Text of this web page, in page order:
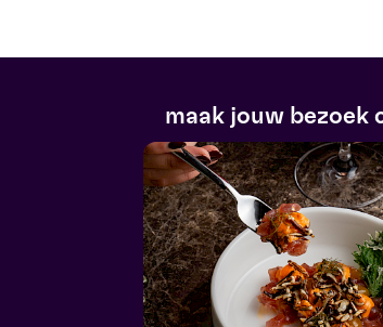
maak jouw bezoek